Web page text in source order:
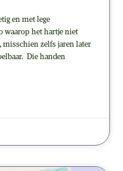
en met lege
waarop het hartje niet
misschien zelfs jaren later
Die handen